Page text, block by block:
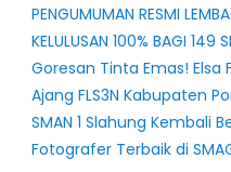
PENGUMUMAN RESMI
KELULUSAN 100% BAGI 149
Goresan Tinta Emas! Elsa
Ajang FLS3N Kabupaten
SMAN 1 Slahung Kembali
Fotografer Terbaik di